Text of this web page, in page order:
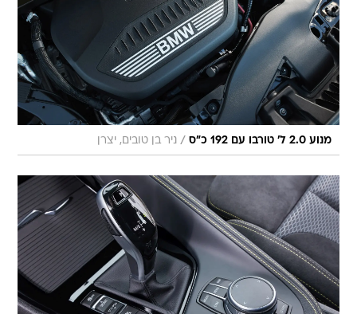
מנוע 2.0 ל' טורבו עם 192 כ"ס / ניר בן טובים, יצרן